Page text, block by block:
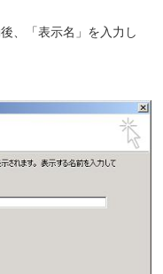
、「表示名」を入力し